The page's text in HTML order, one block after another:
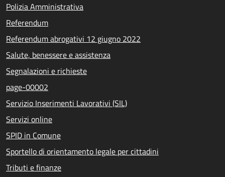
Polizia Amministrativa
Referendum
Referendum abrogativi 12 giugno 2022
Salute, benessere e assistenza
Segnalazioni e richieste
page-00002
Servizio Inserimenti Lavorativi (SIL)
Servizi online
SPID in Comune
Sportello di orientamento legale per cittadini
Tributi e finanze